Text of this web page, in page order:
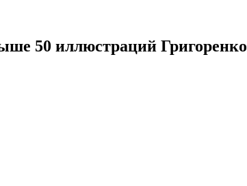
50 иллюстраций Григоренко